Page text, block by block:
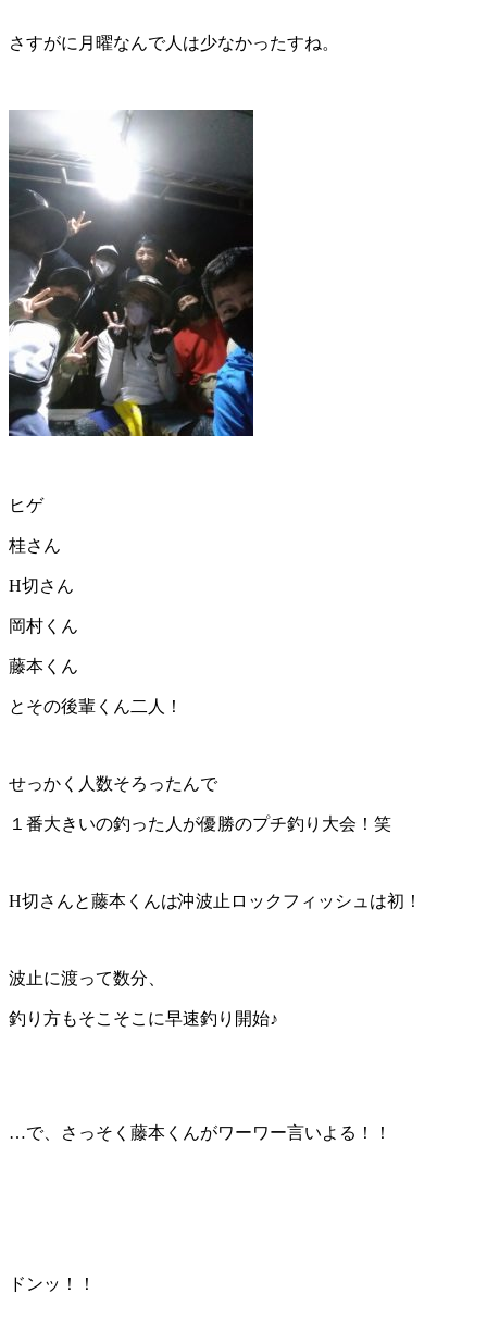
さすがに月曜なんで人は少なかったすね。
ヒゲ
桂さん
H切さん
岡村くん
藤本くん
とその後輩くん二人！
せっかく人数そろったんで
１番大きいの釣った人が優勝のプチ釣り大会！笑
H切さんと藤本くんは沖波止ロックフィッシュは初！
波止に渡って数分、
釣り方もそこそこに早速釣り開始♪
…で、さっそく藤本くんがワーワー言いよる！！
ドンッ！！